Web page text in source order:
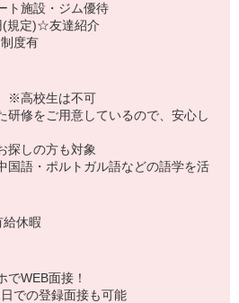
施設・ジム優待
規定)☆友達紹介
度有
高校生は不可
研修をご用意しているので、安心し
探しの方も対象
国語・ポルトガル語などの語学を活
休暇
でWEB面接！
での登録面接も可能